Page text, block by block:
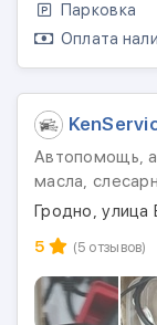
Парковка
Оплата
Автопомощь,
масла,
Гродно, улица
5
(5 отзывов)